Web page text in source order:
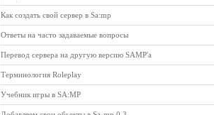
Как создать свой сервер в Sa:mp
Ответы на часто задаваемые вопросы
Перевод сервера на другую версию SAMP'a
Терминология Roleplay
Учебник игры в SA:MP